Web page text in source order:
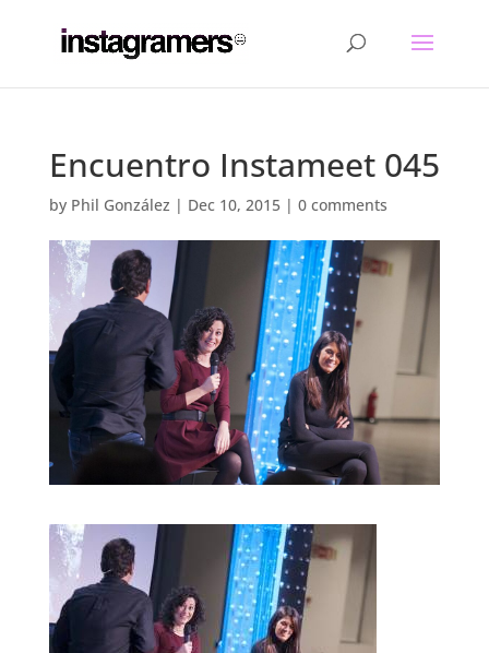
Encuentro Instameet 045
by Phil González | Dec 10, 2015| 0 comments